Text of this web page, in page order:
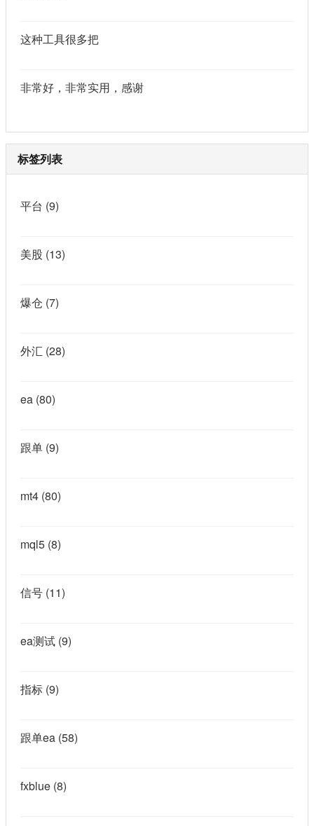
这种工具很多把
非常好，非常实用，感谢
标签列表
平台 (9)
美股 (13)
爆仓 (7)
外汇 (28)
ea (80)
跟单 (9)
mt4 (80)
mql5 (8)
信号 (11)
ea测试 (9)
指标 (9)
跟单ea (58)
fxblue (8)